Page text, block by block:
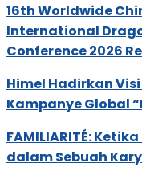
16th Worldwide
International
Conference 2026
Himel Hadirkan
Kampanye Global
FAMILIARITÉ:
dalam Sebuah